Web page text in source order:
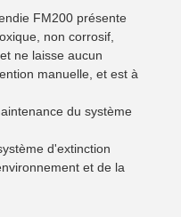
FM200 présente
non corrosif,
ne laisse aucun
manuelle, et est à
du système
d'extinction
et de la